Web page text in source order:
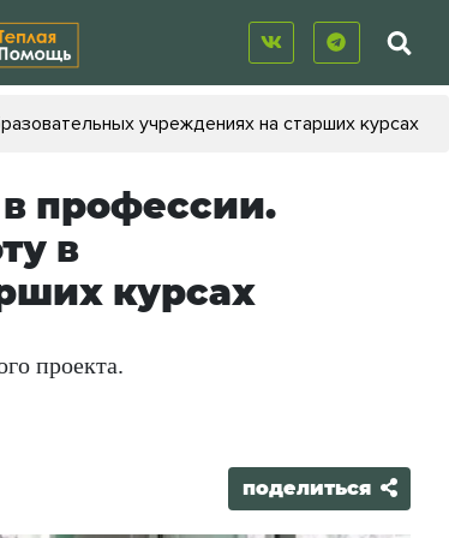
учреждениях на старших курсах
профессии.
в
курсах
проекта.
поделиться